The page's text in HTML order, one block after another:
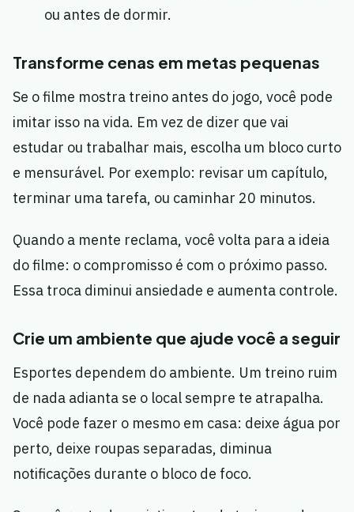
ou antes de dormir.
Transforme cenas em metas pequenas
Se o filme mostra treino antes do jogo, você pode
imitar isso na vida. Em vez de dizer que vai
estudar ou trabalhar mais, escolha um bloco curto
e mensurável. Por exemplo: revisar um capítulo,
terminar uma tarefa, ou caminhar 20 minutos.
Quando a mente reclama, você volta para a ideia
do filme: o compromisso é com o próximo passo.
Essa troca diminui ansiedade e aumenta controle.
Crie um ambiente que ajude você a seguir
Esportes dependem do ambiente. Um treino ruim
de nada adianta se o local sempre te atrapalha.
Você pode fazer o mesmo em casa: deixe água por
perto, deixe roupas separadas, diminua
notificações durante o bloco de foco.